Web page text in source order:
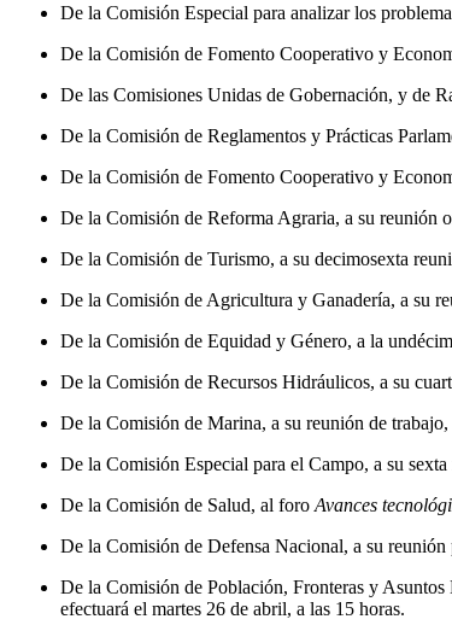
De la Comisión Especial para analizar los
De la Comisión de Fomento Cooperativo y
De las Comisiones Unidas de Gobernación, y de
De la Comisión de Reglamentos y Prácticas
De la Comisión de Fomento Cooperativo y
De la Comisión de Reforma Agraria, a su reunión
De la Comisión de Turismo, a su decimosexta
De la Comisión de Agricultura y Ganadería, a su
De la Comisión de Equidad y Género, a la
De la Comisión de Recursos Hidráulicos, a su
De la Comisión de Marina, a su reunión de
De la Comisión Especial para el Campo, a su
De la Comisión de Salud, al foro Avances
De la Comisión de Defensa Nacional, a su
De la Comisión de Población, Fronteras y
efectuará el martes 26 de abril, a las 15 horas.